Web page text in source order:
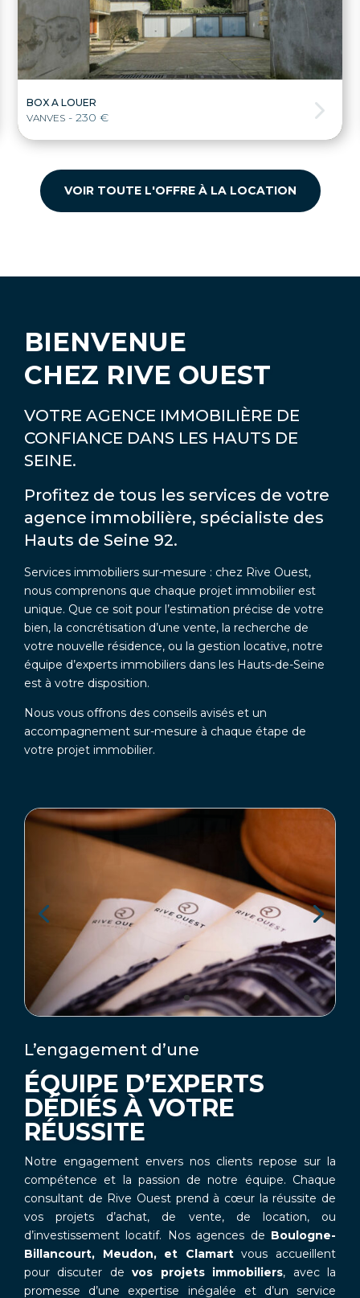
BOX A LOUER
VANVES - 230 €
VOIR TOUTE L'OFFRE À LA LOCATION
BIENVENUE
CHEZ RIVE OUEST
VOTRE AGENCE IMMOBILIÈRE DE
CONFIANCE DANS LES HAUTS DE
SEINE.
Profitez de tous les services de votre
agence immobilière, spécialiste des
Hauts de Seine 92.
Services immobiliers sur-mesure : chez Rive Ouest,
nous comprenons que chaque projet immobilier est
unique. Que ce soit pour l’estimation précise de votre
bien, la concrétisation d’une vente, la recherche de
votre nouvelle résidence, ou la gestion locative, notre
équipe d’experts immobiliers dans les Hauts-de-Seine
est à votre disposition.
Nous vous offrons des conseils avisés et un
accompagnement sur-mesure à chaque étape de
votre projet immobilier.
L’engagement d’une
ÉQUIPE D’EXPERTS
DÉDIÉS À VOTRE
RÉUSSITE
Notre engagement envers nos clients repose sur la
compétence et la passion de notre équipe. Chaque
consultant de Rive Ouest prend à cœur la réussite de
vos projets d’achat, de vente, de location, ou
d’investissement locatif. Nos agences de Boulogne-
Billancourt, Meudon, et Clamartvous accueillent
pour discuter devos projets immobiliers, avec la
promesse d’une expertise inégalée et d’un service